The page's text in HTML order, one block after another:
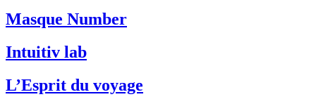
Masque Number
Intuitiv lab
L’Esprit du voyage